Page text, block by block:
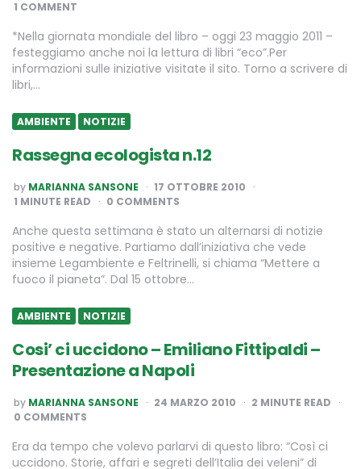
1 COMMENT
*Nella giornata mondiale del libro – oggi 23 maggio 2011 –
festeggiamo anche noi la lettura di libri “eco”.Per
informazioni sulle iniziative visitate il sito. Torno a scrivere di
libri,…
AMBIENTE NOTIZIE
Rassegna ecologista n.12
POSTED
BY
by MARIANNA SANSONE
17 OTTOBRE 2010
1 MINUTE READ 0 COMMENTS
Anche questa settimana è stato un alternarsi di notizie
positive e negative. Partiamo dall’iniziativa che vede
insieme Legambiente e Feltrinelli, si chiama “Mettere a
fuoco il pianeta”. Dal 15 ottobre…
AMBIENTE NOTIZIE
Cosi’ ci uccidono – Emiliano Fittipaldi –
Presentazione a Napoli
POSTED
BY
by MARIANNA SANSONE 24 MARZO 2010 2 MINUTE READ
0 COMMENTS
Era da tempo che volevo parlarvi di questo libro: “Così ci
uccidono. Storie, affari e segreti dell’Italia dei veleni” di